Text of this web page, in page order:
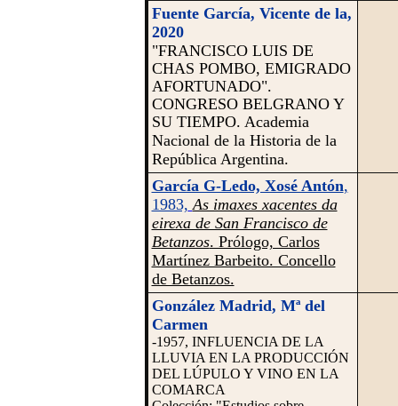
Fuente García, Vicente de la,
2020
"FRANCISCO LUIS DE
CHAS POMBO, EMIGRADO
AFORTUNADO".
CONGRESO BELGRANO Y
SU TIEMPO. Academia
Nacional de la Historia de la
República Argentina.
García G-Ledo, Xosé Antón,
1983, As imaxes xacentes da
eirexa de San Francisco de
Betanzos. Prólogo, Carlos
Martínez Barbeito. Concello
de Betanzos.
González Madrid, Mª del
Carmen
-1957, INFLUENCIA DE LA
LLUVIA EN LA PRODUCCIÓN
DEL LÚPULO Y VINO EN LA
COMARCA